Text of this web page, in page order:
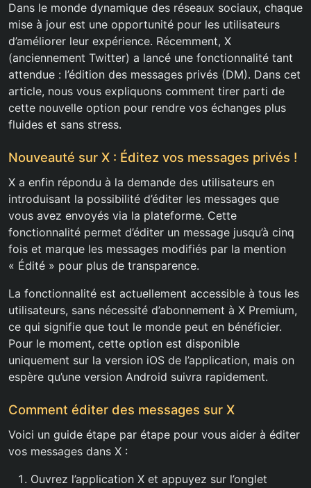
Dans le monde dynamique des réseaux sociaux, chaque
mise à jour est une opportunité pour les utilisateurs
d’améliorer leur expérience. Récemment, X
(anciennement Twitter) a lancé une fonctionnalité tant
attendue : l’édition des messages privés (DM). Dans cet
article, nous vous expliquons comment tirer parti de
cette nouvelle option pour rendre vos échanges plus
fluides et sans stress.
Nouveauté sur X : Éditez vos messages privés !
X a enfin répondu à la demande des utilisateurs en
introduisant la possibilité d’éditer les messages que
vous avez envoyés via la plateforme. Cette
fonctionnalité permet d’éditer un message jusqu’à cinq
fois et marque les messages modifiés par la mention
« Édité » pour plus de transparence.
La fonctionnalité est actuellement accessible à tous les
utilisateurs, sans nécessité d’abonnement à X Premium,
ce qui signifie que tout le monde peut en bénéficier.
Pour le moment, cette option est disponible
uniquement sur la version iOS de l’application, mais on
espère qu’une version Android suivra rapidement.
Comment éditer des messages sur X
Voici un guide étape par étape pour vous aider à éditer
vos messages dans X :
Ouvrez l’application X et appuyez sur l’onglet